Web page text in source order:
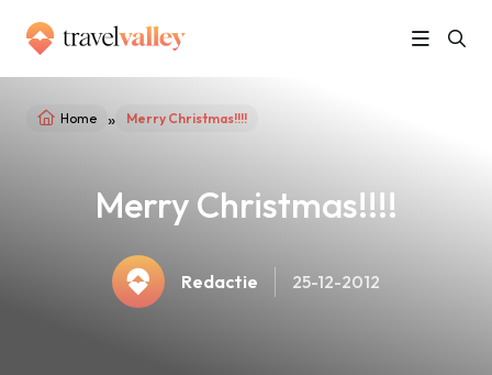
Home » Merry Christmas!!!!
Merry Christmas!!!!
Redactie 25-12-2012